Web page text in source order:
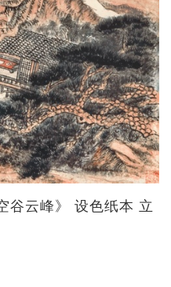
谷云峰》 设色纸本 立